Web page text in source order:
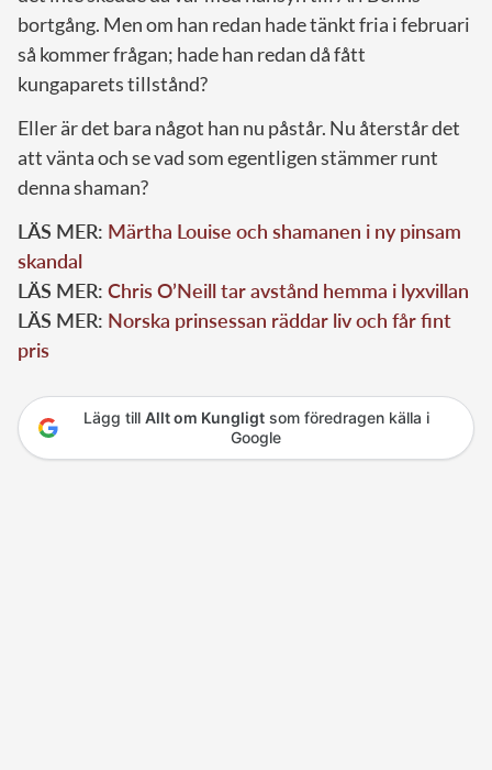
bortgång. Men om han redan hade tänkt fria i februari
så kommer frågan; hade han redan då fått
kungaparets tillstånd?
Eller är det bara något han nu påstår. Nu återstår det
att vänta och se vad som egentligen stämmer runt
denna shaman?
LÄS MER: Märtha Louise och shamanen i ny pinsam
skandal
LÄS MER: Chris O’Neill tar avstånd hemma i lyxvillan
LÄS MER: Norska prinsessan räddar liv och får fint
pris
Lägg till Allt om Kungligtsom föredragen källa i
Google